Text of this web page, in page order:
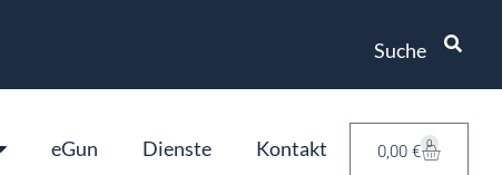
Suche
eGun Dienste Kontakt 0,00 € 0